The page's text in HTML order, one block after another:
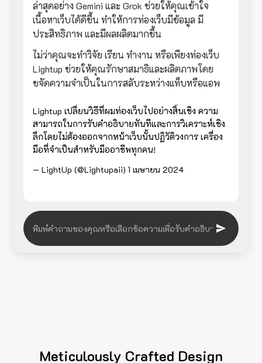
ล่าสุดอย่าง Gemini และ Grok ช่วยให้คุณเข้าใจ
เนื้อหาเว็บได้ดีขึ้น ทำให้การท่องเว็บมีข้อมูล มี
ประสิทธิภาพ และมีผลผลิตมากขึ้น
ไม่ว่าคุณจะทำวิจัย เรียน ทำงาน หรือเพียงท่องเว็บ
Lightup ช่วยให้คุณรักษาสมาธิและผลิตภาพโดย
ขจัดความจำเป็นในการสลับระหว่างแท็บหรือแอพ
Lightup เปลี่ยนวิธีที่ผมท่องเว็บไปอย่างสิ้นเชิง ความ
สามารถในการรับคำอธิบายทันทีและการวิเคราะห์เชิง
ลึกโดยไม่ต้องออกจากหน้าเว็บนั้นปฏิวัติวงการ เครื่อง
มือที่จำเป็นสำหรับมืออาชีพทุกคน!
— LightUp (@Lightupaii) 1 เมษายน 2024
Meticulously Crafted Design